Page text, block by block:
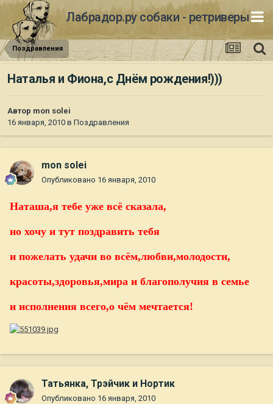
Лабрадор.ру собаки - ретриверы
Поздравления
Наталья и Фиона,с Днём рождения!)))
Автор mon solei
16 января, 2010 в Поздравления
mon solei
Опубликовано 16 января, 2010
Наташа,я тебе уже всё сказала,
но хочу и тут поздравить тебя
и пожелать удачи во всём,любви,молодости,
красоты,здоровья,мира и благополучия в семье
и исполнения всего,о чём мечтается!
Татьянка, Трэйчик и Нортик
Опубликовано 16 января, 2010